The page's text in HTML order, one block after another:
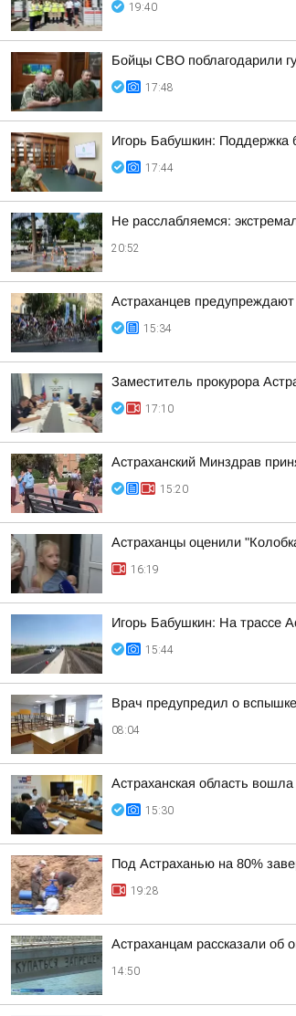
19:40
Бойцы СВО поблагодарили
17:48
Игорь Бабушкин: Поддержка
17:44
Не расслабляемся:
20:52
Астраханцев
15:34
Заместитель прокурора
17:10
Астраханский Минздрав
15:20
Астраханцы оценили
16:19
Игорь Бабушкин: На трассе
15:44
Врач предупредил о
08:04
Астраханская область
15:30
Под Астраханью на 80%
19:28
Астраханцам рассказали об
14:50